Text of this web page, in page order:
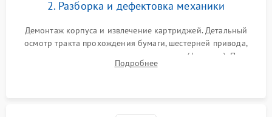
2. Разборка и дефектовка механики
Демонтаж корпуса и извлечение картриджей. Детальный
осмотр тракта прохождения бумаги, шестерней привода,
роликов захвата и узла термозакрепления (фьюзера). Поиск
физического износа и повреждений деталей.
Подробнее